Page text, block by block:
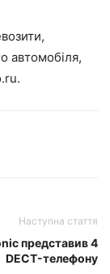
автомобіля,
Наступна стаття
представив 4
DECT-телефону